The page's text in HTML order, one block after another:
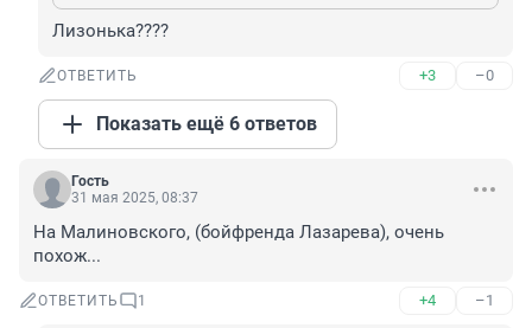
Лизонька????
ОТВЕТИТЬ +3 –0
Показать ещё 6 ответов
Гость
31 мая 2025, 08:37
На Малиновского, (бойфренда Лазарева), очень
похож...
ОТВЕТИТЬ 1 +4 –1